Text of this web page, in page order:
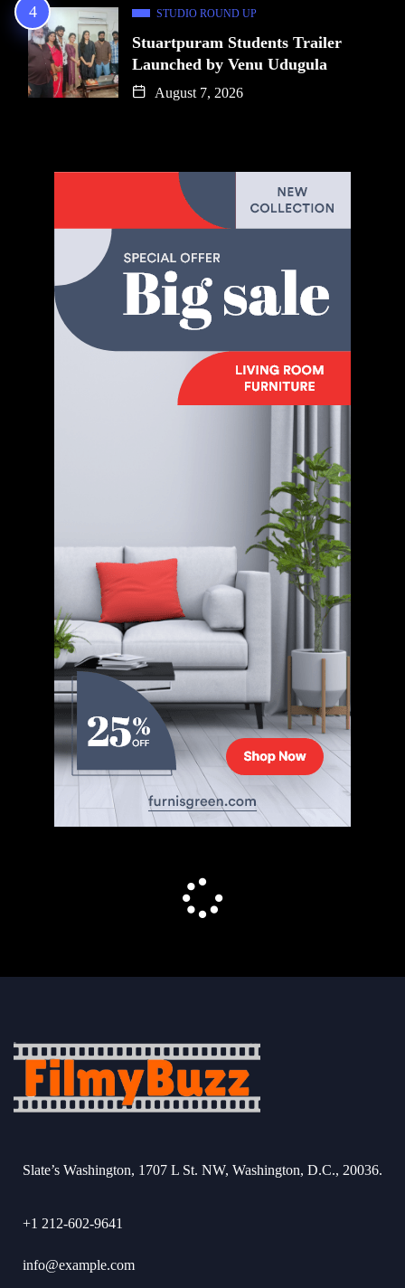
STUDIO ROUND UP
Stuartpuram Students Trailer
Launched by Venu Udugula
August 7, 2026
Slate’s Washington, 1707 L St. NW, Washington, D.C., 20036.
+1 212-602-9641
info@example.com